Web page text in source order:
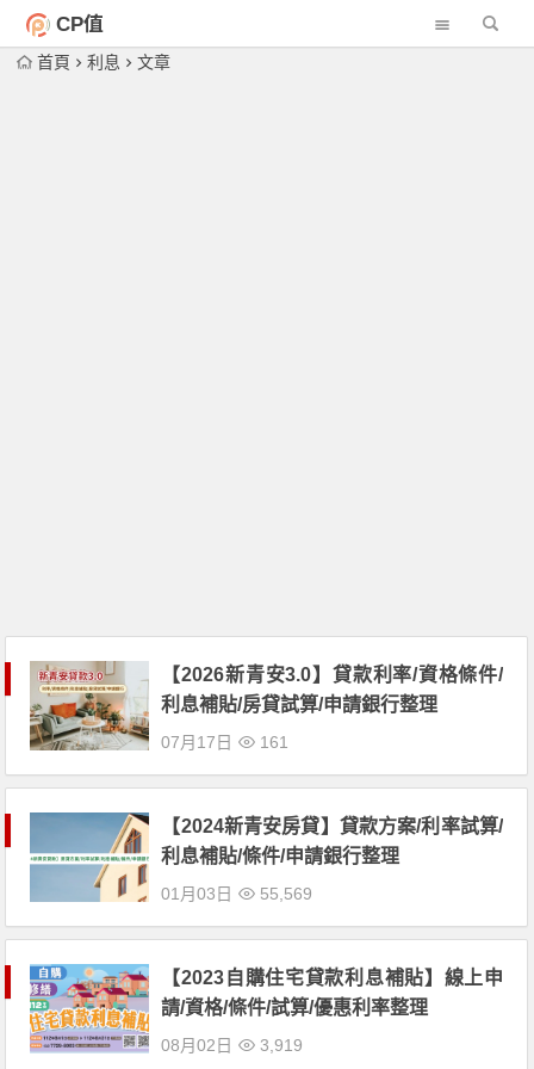
CP值
首頁 利息 文章
【2026新青安3.0】貸款利率/資格條件/
利息補貼/房貸試算/申請銀行整理
07月17日 161
【2024新青安房貸】貸款方案/利率試算/
利息補貼/條件/申請銀行整理
01月03日 55,569
【2023自購住宅貸款利息補貼】線上申
請/資格/條件/試算/優惠利率整理
08月02日 3,919